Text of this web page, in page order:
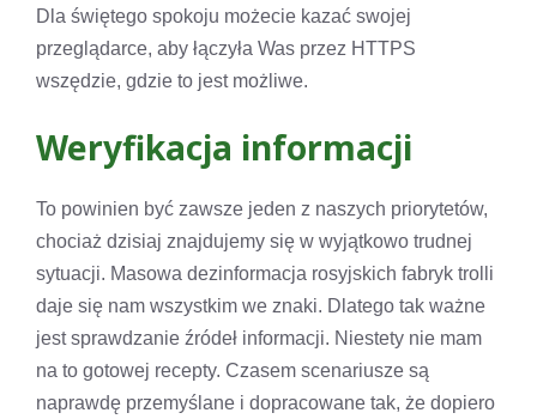
Dla świętego spokoju możecie kazać swojej
przeglądarce, aby łączyła Was przez HTTPS
wszędzie, gdzie to jest możliwe.
Weryfikacja informacji
To powinien być zawsze jeden z naszych priorytetów,
chociaż dzisiaj znajdujemy się w wyjątkowo trudnej
sytuacji. Masowa dezinformacja rosyjskich fabryk trolli
daje się nam wszystkim we znaki. Dlatego tak ważne
jest sprawdzanie źródeł informacji. Niestety nie mam
na to gotowej recepty. Czasem scenariusze są
naprawdę przemyślane i dopracowane tak, że dopiero